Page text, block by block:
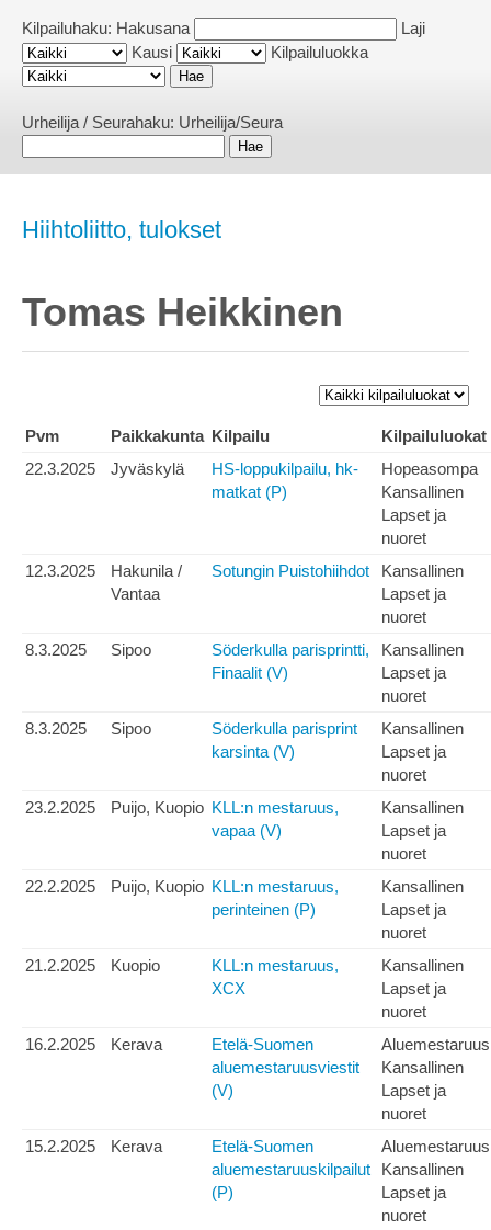
Kilpailuhaku: Hakusana
Laji
Kausi
Kilpailuluokka
Urheilija / Seurahaku: Urheilija/Seura
Hiihtoliitto, tulokset
Tomas Heikkinen
Pvm Paikkakunta Kilpailu
Kilpailuluokat
22.3.2025
Jyväskylä
HS-loppukilpailu, hk-
matkat (P)
Hopeasompa
Kansallinen
Lapset ja
nuoret
12.3.2025
Hakunila /
Vantaa
Sotungin Puistohiihdot
Kansallinen
Lapset ja
nuoret
8.3.2025
Sipoo
Söderkulla parisprintti,
Finaalit (V)
Kansallinen
Lapset ja
nuoret
8.3.2025
Sipoo
Söderkulla parisprint
karsinta (V)
Kansallinen
Lapset ja
nuoret
23.2.2025
Puijo, Kuopio KLL:n mestaruus,
vapaa (V)
Kansallinen
Lapset ja
nuoret
22.2.2025
Puijo, Kuopio KLL:n mestaruus,
perinteinen (P)
Kansallinen
Lapset ja
nuoret
21.2.2025
Kuopio
KLL:n mestaruus,
XCX
Kansallinen
Lapset ja
nuoret
16.2.2025
Kerava
Etelä-Suomen
aluemestaruusviestit
(V)
Aluemestaruus
Kansallinen
Lapset ja
nuoret
15.2.2025
Kerava
Etelä-Suomen
aluemestaruuskilpailut
(P)
Aluemestaruus
Kansallinen
Lapset ja
nuoret